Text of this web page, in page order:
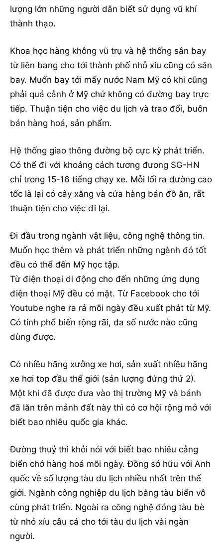
lượng lớn những người dân biết sử dụng vũ khí
thành thạo.
Khoa học hàng không vũ trụ và hệ thống sân bay
từ liên bang cho tới thành phố nhỏ xíu cũng có sân
bay. Muốn bay tới mấy nước Nam Mỹ có khi cũng
phải quá cảnh ở Mỹ chứ không có đường bay trực
tiếp. Thuận tiện cho việc du lịch và trao đổi, buôn
bán hàng hoá, sản phẩm.
Hệ thống giao thông đường bộ cực kỳ phát triển.
Có thể đi với khoảng cách tương đương SG-HN
chỉ trong 15-16 tiếng chạy xe. Mỗi lối ra đường cao
tốc là lại có cây xăng và cửa hàng bán đồ ăn, rất
thuận tiện cho việc đi lại.
Đi đầu trong ngành vật liệu, công nghệ thông tin.
Muốn học thêm và phát triển những ngành đó tốt
đều có thể đến Mỹ học tập.
Từ điện thoại di động cho đến những ứng dụng
điện thoại Mỹ đều có mặt. Từ Facebook cho tới
Youtube nghe ra rả mỗi ngày đều xuất phát từ Mỹ.
Có tính phổ biến rộng rãi, đa số nước nào cũng
dùng được.
Có nhiều hãng xưởng xe hơi, sản xuất nhiều hãng
xe hơi top đầu thế giới (sản lượng đứng thứ 2).
Một khi đã được đưa vào thị trường Mỹ và bánh
đã lăn trên mảnh đất này thì có cơ hội rộng mở với
biết bao nhiêu quốc gia khác.
Đường thuỷ thì khỏi nói với biết bao nhiêu cảng
biển chở hàng hoá mỗi ngày. Đồng sở hữu với Anh
quốc về số lượng tàu du lịch nhiều nhất trên thế
giới. Ngành công nghiệp du lịch bằng tàu biển vô
cùng phát triển. Ngoài ra công nghệ đóng tàu bè
từ nhỏ xíu câu cá cho tới tàu du lịch vài ngàn
người.